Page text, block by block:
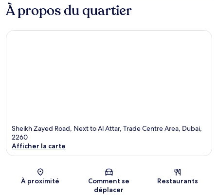
À propos du quartier
Sheikh Zayed Road, Next to Al Attar, Trade Centre Area, Dubai,
2260
Afficher la carte
À proximité
Comment se
déplacer
Restaurants